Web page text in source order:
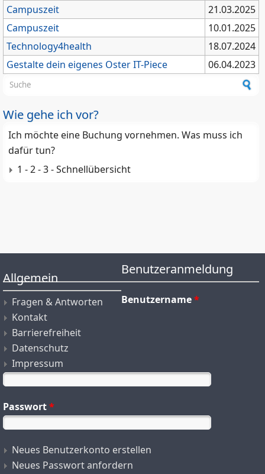
Campuszeit
21.03.2025
Campuszeit
10.01.2025
Technology4health
18.07.2024
Gestalte dein eigenes Oster IT-Piece
06.04.2023
Suchformular
Wie gehe ich vor?
Ich möchte eine Buchung vornehmen. Was muss ich
dafür tun?
1 - 2 - 3 - Schnellübersicht
Allgemein
Fragen & Antworten
Kontakt
Barrierefreiheit
Datenschutz
Impressum
Benutzeranmeldung
Benutzername*
Passwort*
Neues Benutzerkonto erstellen
Neues Passwort anfordern